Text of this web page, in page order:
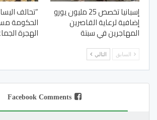
إسبانيا تخصص 25 مليون يورو
إضافية لرعاية القاصرين
المهاجرين في سبتة
“تحالف
الحكومة
الهجرة
السابق التالي
Facebook Comments